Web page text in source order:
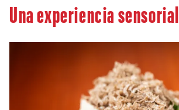
Una experiencia sensorial